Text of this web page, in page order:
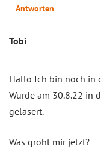
Antworten
Tobi
Hallo Ich bin noch in
Wurde am 30.8.22 in
gelasert.
Was groht mir jetzt?